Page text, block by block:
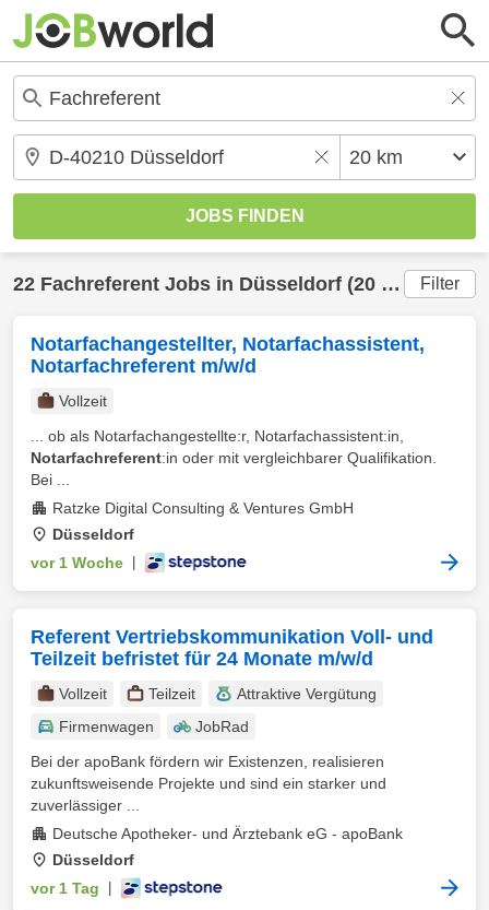
22 Fachreferent Jobs in Düsseldorf (20 km) gefunden Filter
Notarfachangestellter, Notarfachassistent,
Notarfachreferent m/w/d
Vollzeit
... ob als Notarfachangestellte:r, Notarfachassistent:in,
Notarfachreferent:in oder mit vergleichbarer Qualifikation.
Bei ...
Ratzke Digital Consulting & Ventures GmbH
Düsseldorf
vor 1 Woche
Referent Vertriebskommunikation Voll- und
Teilzeit befristet für 24 Monate m/w/d
Vollzeit Teilzeit
Attraktive Vergütung
Firmenwagen
JobRad
Bei der apoBank fördern wir Existenzen, realisieren
zukunftsweisende Projekte und sind ein starker und
zuverlässiger ...
Deutsche Apotheker- und Ärztebank eG - apoBank
Düsseldorf
vor 1 Tag